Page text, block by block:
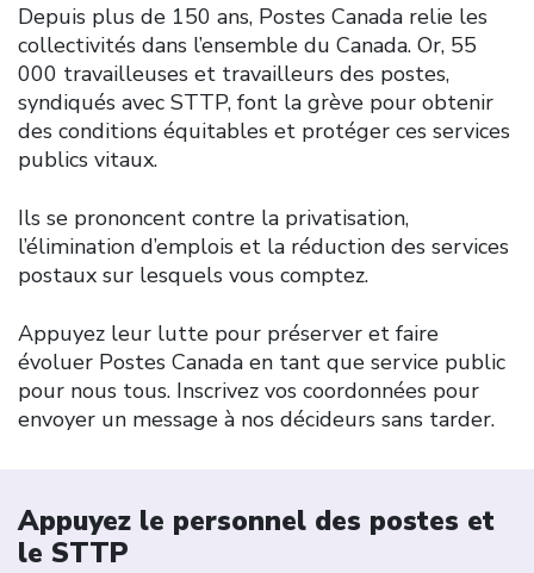
Depuis plus de 150 ans, Postes Canada relie les
collectivités dans l’ensemble du Canada. Or, 55
000 travailleuses et travailleurs des postes,
syndiqués avec STTP, font la grève pour obtenir
des conditions équitables et protéger ces services
publics vitaux.
Ils se prononcent contre la privatisation,
l’élimination d’emplois et la réduction des services
postaux sur lesquels vous comptez.
Appuyez leur lutte pour préserver et faire
évoluer Postes Canada en tant que service public
pour nous tous. Inscrivez vos coordonnées pour
envoyer un message à nos décideurs sans tarder.
Appuyez le personnel des postes et
le STTP